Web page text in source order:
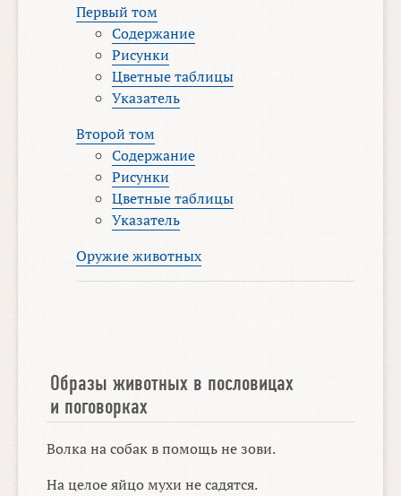
Первый том
Содержание
Рисунки
Цветные таблицы
Указатель
Второй том
Содержание
Рисунки
Цветные таблицы
Указатель
Оружие животных
Образы животных в пословицах
и поговорках
Волка на собак в помощь не зови.
На целое яйцо мухи не садятся.